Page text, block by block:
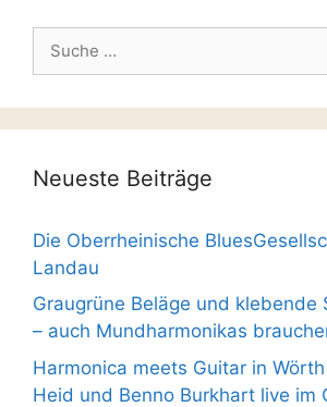
Neueste Beiträge
Die Oberrheinische
Landau
Graugrüne Beläge und klebende
– auch Mundharmonikas
Harmonica meets Guitar in
Heid und Benno Burkhart live im